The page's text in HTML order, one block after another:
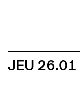
JEU 26.01